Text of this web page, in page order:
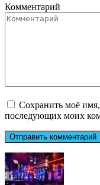
Комментарий
Сохранить моё имя,
последующих моих